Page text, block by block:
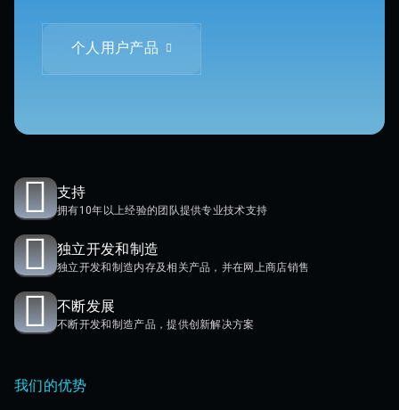
个人用户产品
支持
拥有10年以上经验的团队提供专业技术支持
独立开发和制造
独立开发和制造内存及相关产品，并在网上商店销售
不断发展
不断开发和制造产品，提供创新解决方案
我们的优势